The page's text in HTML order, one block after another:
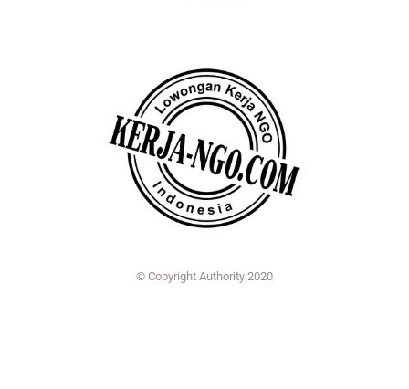
© Copyright Authority 2020